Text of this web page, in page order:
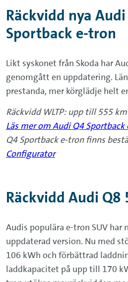
Räckvidd nya
Sportback e-tron
Likt syskonet från Skoda har
genomgått en uppdatering.
prestanda, mer körglädje helt
Räckvidd WLTP: upp till 555 km
Läs mer om Audi Q4
Q4 Sportback e-tron finns
Configurator
Räckvidd Audi Q8
Audis populära e-tron SUV har
uppdaterad version. Nu med
106 kWh och förbättrad
laddkapacitet på upp till 170